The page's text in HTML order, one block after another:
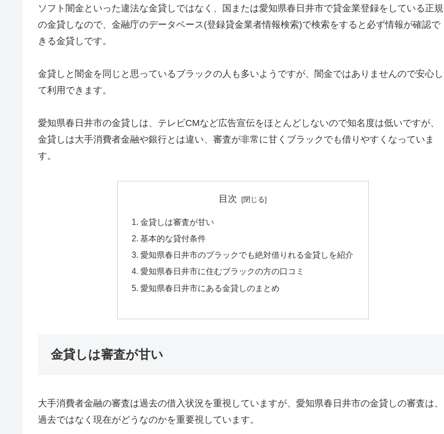
ソフト闇金といった違法な金貸しではなく、国または愛知県春日井市で貸金業登録をしている正規
の金貸しなので、金融庁のデータベース(登録貸金業者情報検索)で検索をすると必ず情報が確認で
きる金貸しです。
金貸しと闇金を同じと思っているブラックの人も多いようですが、闇金ではありませんので安心し
て利用できます。
愛知県春日井市の金貸しは、テレビCMなど広告宣伝をほとんどしないので知名度は低いですが、
金貸しは大手消費者金融や銀行とは違い、審査が非常に甘くブラックでも借りやすくなっていま
す。
目次
金貸しは審査が甘い
基本的な貸付条件
愛知県春日井市のブラックでも絶対借りれる金貸しを紹介
愛知県春日井市に住むブラックの方の口コミ
愛知県春日井市にある金貸しのまとめ
金貸しは審査が甘い
大手消費者金融の審査は過去の借入状況を重視していますが、愛知県春日井市の金貸しの審査は、
過去ではなく現在がどうなのかを重要視しています。